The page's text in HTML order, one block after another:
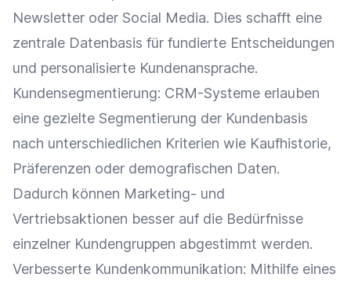
Newsletter oder Social Media. Dies schafft eine
zentrale Datenbasis für fundierte Entscheidungen
und personalisierte Kundenansprache.
Kundensegmentierung: CRM-Systeme erlauben
eine gezielte Segmentierung der Kundenbasis
nach unterschiedlichen Kriterien wie Kaufhistorie,
Präferenzen oder demografischen Daten.
Dadurch können Marketing- und
Vertriebsaktionen besser auf die Bedürfnisse
einzelner Kundengruppen abgestimmt werden.
Verbesserte Kundenkommunikation: Mithilfe eines